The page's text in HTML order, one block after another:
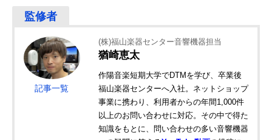
記事一覧
(株)福山楽器センター音響機器担当
猶崎恵太
作陽音楽短期大学でDTMを学び、卒業後
福山楽器センターへ入社。ネットショップ
事業に携わり、利用者からの年間1,000件
以上のお問い合わせに対応。その中で得た
知識をもとに、問い合わせの多い音響機器